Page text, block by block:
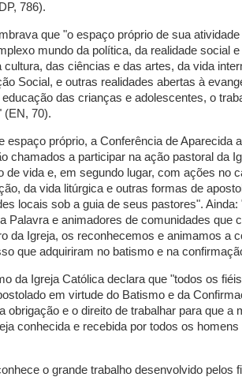
786).
que "o espaço próprio de sua
mundo da política, da realidade social
cultura, das ciências e das artes, da vida
Social, e outras realidades abertas à
das crianças e adolescentes, o
(EN, 70).
espaço próprio, a Conferência de Aparecida
chamados a participar na ação pastoral da
de vida e, em segundo lugar, com ações no
da vida litúrgica e outras formas de
locais sob a guia de seus pastores".
Palavra e animadores de comunidades que
da Igreja, os reconhecemos e animamos a
que adquiriram no batismo e na
da Igreja Católica declara que "todos os
em virtude do Batismo e da
obrigação e o direito de trabalhar para que a
conhecida e recebida por todos os homens
o grande trabalho desenvolvido pelos